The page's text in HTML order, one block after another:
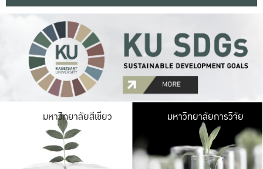
มหาวิทยาลัยสีเขียว มหาวิ
มีพื้นที่เขียวสดใส
เป็นป่าในเมือง เกษต
มหาวิทยาลัยการวิจัย